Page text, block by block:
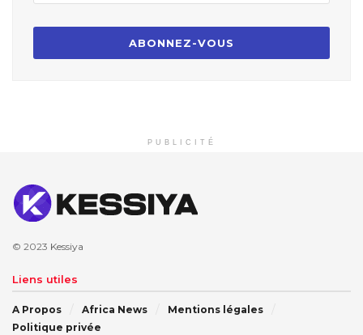
PUBLICITÉ
© 2023 Kessiya
Liens utiles
A Propos Africa News
Mentions légales
Politique privée